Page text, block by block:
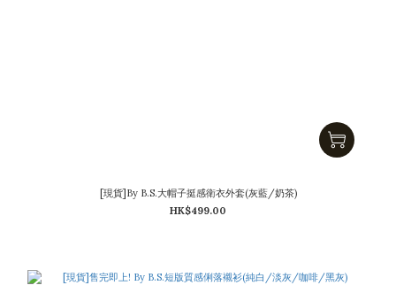
[現貨]By B.S.大帽子挺感衛衣外套(灰藍/奶茶)
HK$499.00